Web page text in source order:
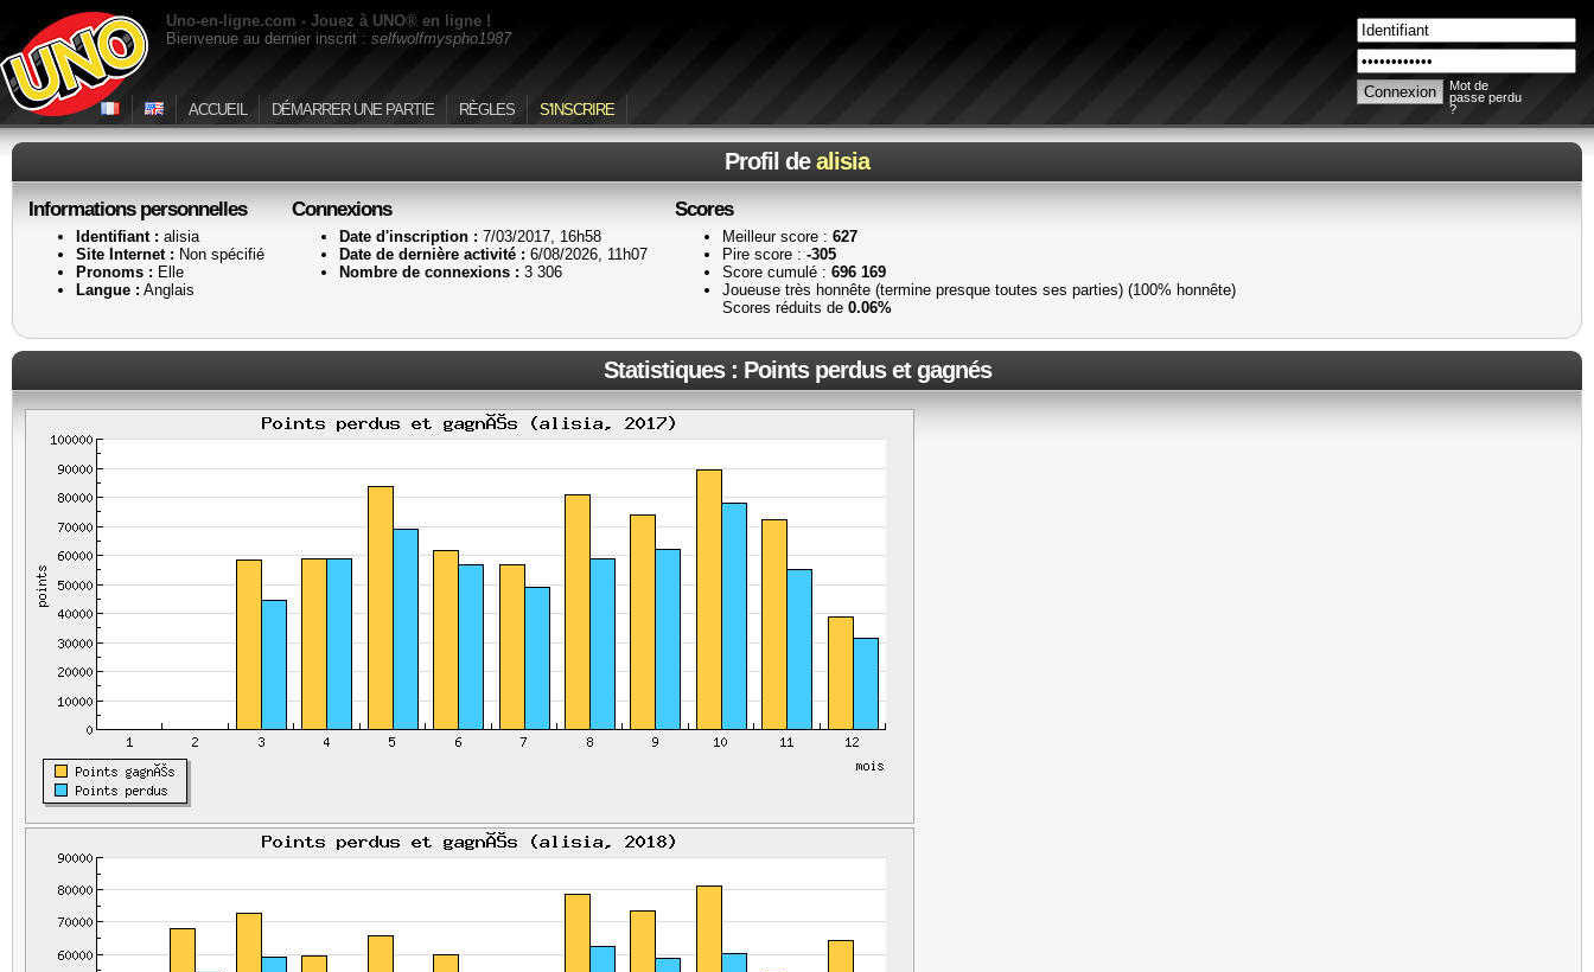
Uno-en-ligne.com - Jouez à UNO® en ligne !
Bienvenue au dernier inscrit : selfwolfmyspho1987
Mot de
passe perdu
?
ACCUEIL DÉMARRER UNE PARTIE RÈGLES S'INSCRIRE
Profil dealisia
Informations personnelles
Identifiant : alisia
Site Internet : Non spécifié
Pronoms : Elle
Langue : Anglais
Connexions
Date d'inscription : 7/03/2017, 16h58
Date de dernière activité : 6/08/2026, 11h07
Nombre de connexions : 3 306
Scores
Meilleur score : 627
Pire score : -305
Score cumulé : 696 169
Joueuse très honnête (termine presque toutes ses parties) (100% honnête)
Scores réduits de 0.06%
Statistiques : Points perdus et gagnés